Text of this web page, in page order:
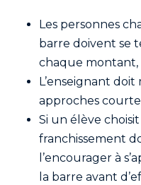
Les personnes
barre doivent se
chaque montant,
L’enseignant
approches
Si un élève
franchissement
l’encourager à
la barre avant